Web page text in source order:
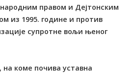
правом и Дејтонским
из 1995. године и против
супротне вољи њеног
на коме почива уставна